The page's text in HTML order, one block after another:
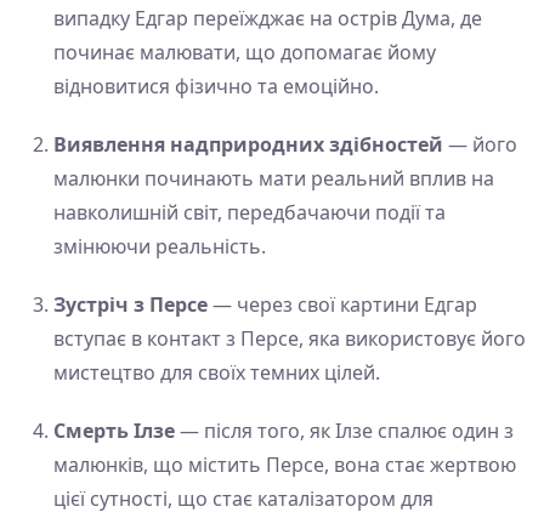
випадку Едгар переїжджає на острів Дума, де
починає малювати, що допомагає йому
відновитися фізично та емоційно.
Виявлення надприродних здібностей — його
малюнки починають мати реальний вплив на
навколишній світ, передбачаючи події та
змінюючи реальність.
Зустріч з Персе— через свої картини Едгар
вступає в контакт з Персе, яка використовує його
мистецтво для своїх темних цілей.
Смерть Ілзе— після того, як Ілзе спалює один з
малюнків, що містить Персе, вона стає жертвою
цієї сутності, що стає каталізатором для